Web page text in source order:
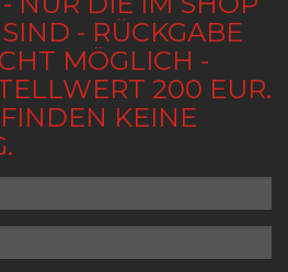
- RÜCKGABE
MÖGLICH -
200 EUR.
KEINE